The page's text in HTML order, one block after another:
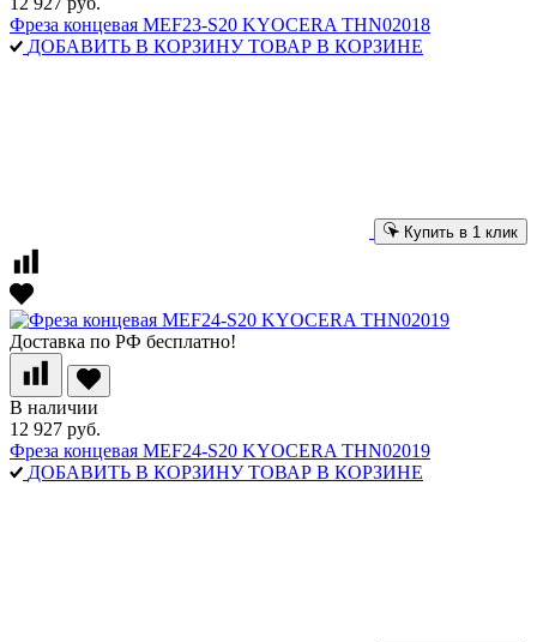
Фреза концевая MEF23-S20 KYOCERA THN02018
ДОБАВИТЬ В КОРЗИНУ ТОВАР В КОРЗИНЕ
Купить в 1 клик
Доставка по РФ бесплатно!
В наличии
12 927 руб.
Фреза концевая MEF24-S20 KYOCERA THN02019
ДОБАВИТЬ В КОРЗИНУ ТОВАР В КОРЗИНЕ